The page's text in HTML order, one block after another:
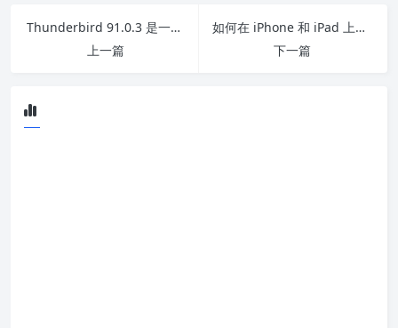
Thunderbird 91.0.3 是一个小错误修复版本
上一篇
如何在 iPhone 和 iPad 上使用内置的两因素身份验证器
下一篇